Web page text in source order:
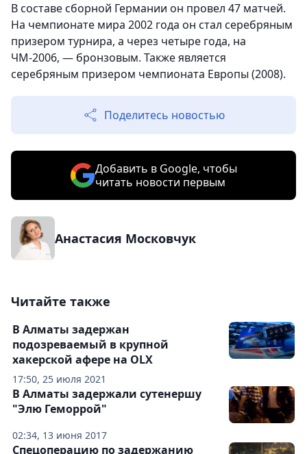
В составе сборной Германии он провел 47 матчей.
На чемпионате мира 2002 года он стал серебряным
призером турнира, а через четыре года, на
ЧМ-2006, — бронзовым. Также является
серебряным призером чемпионата Европы (2008).
Поделитесь новостью
Добавить в Google, чтобы
читать новости первым
Анастасия Московчук
Читайте также
17:50, 25 июля 2021
В Алматы задержан
подозреваемый в крупной
хакерской афере на OLX
02:34, 13 июня 2017
В Алматы задержали сутенершу
"Элю Геморрой"
Спецоперацию по задержанию